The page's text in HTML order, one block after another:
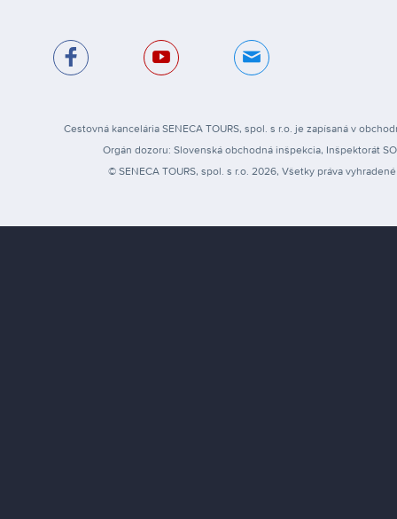
Cestovná kancelária SENECA TOURS, spol. s r.o. je zapísaná v
Orgán dozoru: Slovenská obchodná inšpekcia, Inšpektorát
© SENECA TOURS, spol. s r.o. 2026, Všetky práva